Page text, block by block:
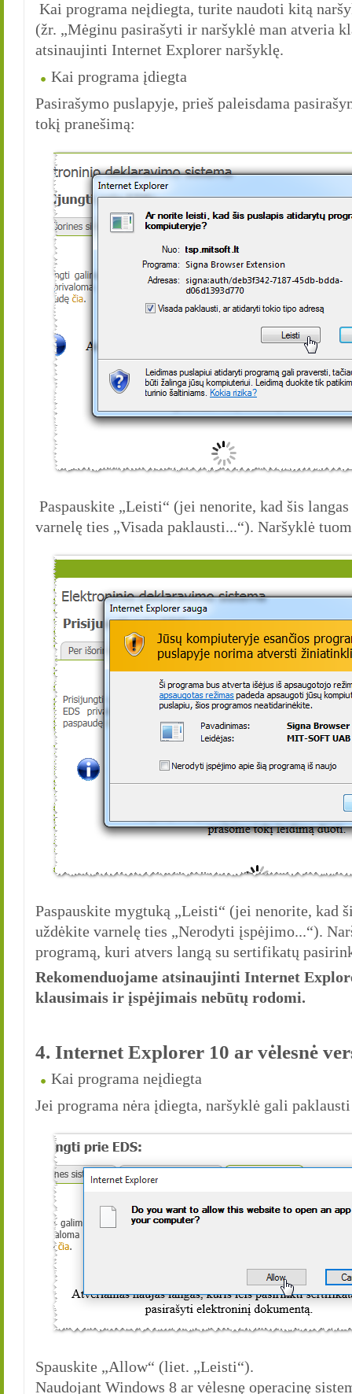
Kai programa neįdiegta, turite naudoti kitą
(žr. „Mėginu pasirašyti ir naršyklė man atveria
atsinaujinti Internet Explorer naršyklę.
Kai programa įdiegta
Pasirašymo puslapyje, prieš paleisdama
tokį pranešimą:
Paspauskite „Leisti“ (jei nenorite, kad šis
varnelę ties „Visada paklausti...“). Naršyklė
Paspauskite mygtuką „Leisti“ (jei nenorite, kad
uždėkite varnelę ties „Nerodyti įspėjimo...“).
programą, kuri atvers langą su sertifikatų
Rekomenduojame atsinaujinti Internet
klausimais ir įspėjimais nebūtų rodomi.
4. Internet Explorer 10 ar vėlesnė
Kai programa neįdiegta
Jei programa nėra įdiegta, naršyklė gali
Spauskite „Allow“ (liet. „Leisti“).
Naudojant Windows 8 ar vėlesnę operacinę